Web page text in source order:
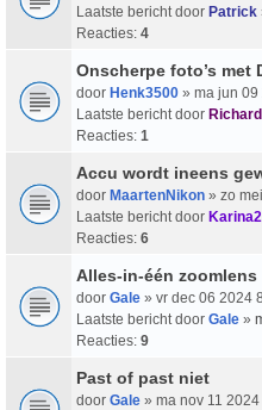
Laatste bericht door Patrick
Reacties: 4
Onscherpe foto’s met
door Henk3500 » ma jun
Laatste bericht door Richard
Reacties: 1
Accu wordt ineens
door MaartenNikon » zo
Laatste bericht door Karina2
Reacties: 6
Alles-in-één zoomlens
door Gale » vr dec 06 2024
Laatste bericht door Gale »
Reacties: 9
Past of past niet
door Gale » ma nov 11